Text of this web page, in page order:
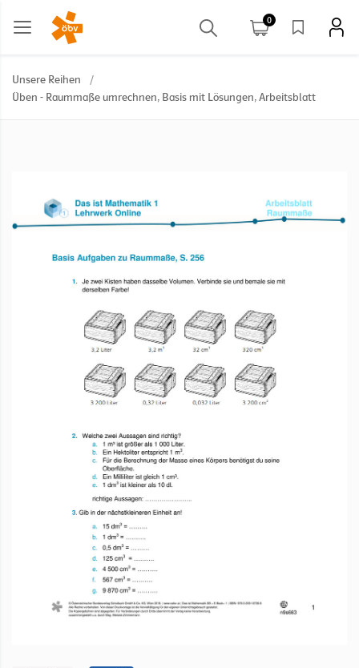
0
Unsere Reihen
/
Üben - Raummaße umrechnen, Basis mit Lösungen, Arbeitsblatt